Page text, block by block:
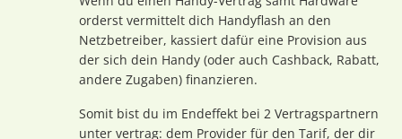
orderst vermittelt dich Handyflash an den
Netzbetreiber, kassiert dafür eine Provision aus
der sich dein Handy (oder auch Cashback, Rabatt,
andere Zugaben) finanzieren.
Somit bist du im Endeffekt bei 2 Vertragspartnern
unter vertrag: dem Provider für den Tarif, der dir